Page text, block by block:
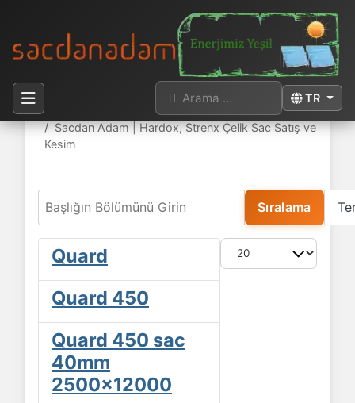
Dilinizi seçin
TR
Arama
Buradasınız:
Sacdan Adam | Hardox, Strenx Çelik Sac Satış ve
Kesim
Sıralama
Göster #
Quard
Quard 450
Quard 450 sac
40mm
2500x12000